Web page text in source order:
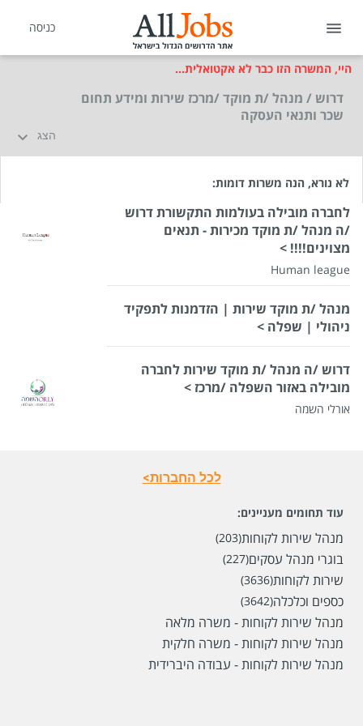
כניסה
היי, המשרה הזו כבר לא אקטואלית...
דרוש / מנהל /ת מוקד /מרכז שירות ומידע תחום
שכר ותנאי העסקה
הצג
לא נורא, הנה משרות דומות:
לחברה מובילה בעולמות התקשורת דרוש
/ה מנהל /ת מוקד מכירות - תנאים
מצוינים!!!! >
Human league
מנהל /ת מוקד שירות | הזדמנות לתפקיד
ניהולי | שפלה >
דרוש /ה מנהל /ת מוקד שירות לחברה
מובילה באזור השפלה /מרכז >
אורלי השמה
לכל החברות>
עוד תחומים מעניינים:
מנהל שירות לקוחות(203)
בוגרי מנהל עסקים(227)
שירות לקוחות(3636)
כספים וכלכלה(3642)
מנהל שירות לקוחות - משרה מלאה
מנהל שירות לקוחות - משרה חלקית
מנהל שירות לקוחות - עבודה היברידית